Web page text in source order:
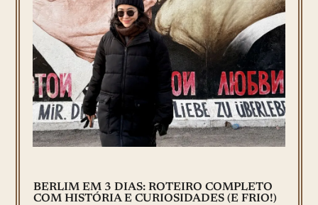
BERLIM EM 3 DIAS: ROTEIRO COMPLETO
COM HISTÓRIA E CURIOSIDADES (E FRIO!)